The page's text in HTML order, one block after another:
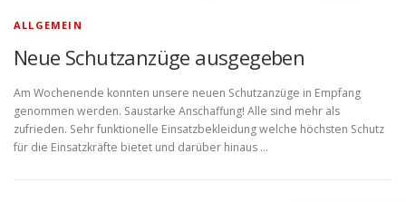
ALLGEMEIN
Neue Schutzanzüge ausgegeben
Am Wochenende konnten unsere neuen Schutzanzüge in Empfang
genommen werden. Saustarke Anschaffung! Alle sind mehr als
zufrieden. Sehr funktionelle Einsatzbekleidung welche höchsten Schutz
für die Einsatzkräfte bietet und darüber hinaus …